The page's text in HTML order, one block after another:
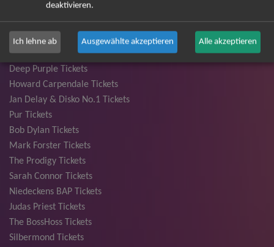
Bryan Adams Tickets
Andreas Gabalier Tickets
Die Fantastischen Vier Tickets
Herbert Grönemeyer Tickets
Deep Purple Tickets
Howard Carpendale Tickets
Jan Delay & Disko No.1 Tickets
Pur Tickets
Bob Dylan Tickets
Mark Forster Tickets
The Prodigy Tickets
Sarah Connor Tickets
Niedeckens BAP Tickets
Judas Priest Tickets
The BossHoss Tickets
Silbermond Tickets
deaktivieren.
Ich lehne ab Ausgewählte akzeptieren Alle akzeptieren